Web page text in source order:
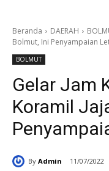
Beranda DAERAH
Bolmut, Ini Penyampaian
BOLMUT
Gelar Jam
Koramil
By Admin 11/07/2022